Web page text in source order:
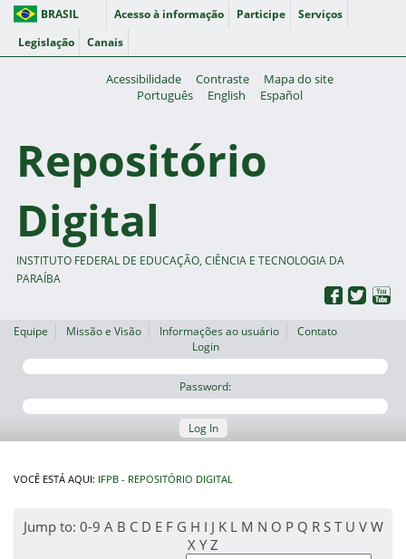
BRASIL Acesso à informação Participe
Serviços
Legislação
Canais
Acessibilidade Contraste
Mapa do site
Português
English Español
Repositório
Digital
INSTITUTO FEDERAL DE EDUCAÇÃO, CIÊNCIA E TECNOLOGIA DA
PARAÍBA
Equipe Missão e Visão Informações ao usuário
Contato
Login
Password:
Log In
VOCÊ ESTÁ AQUI: IFPB - REPOSITÓRIO DIGITAL
Jump to: 0-9 A B C D E F G H I J K L M N O P Q R S T U V W
X Y Z